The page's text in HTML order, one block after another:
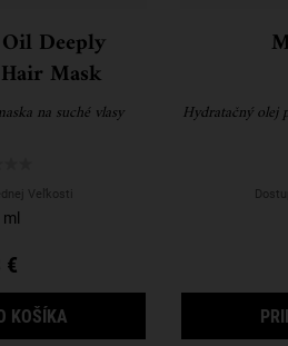
Deeply
Mask
na suché vlasy
Veľkosti
€
KOŠÍKA OLIVE FRUIT OIL DEEPLY
Hydratačný olej